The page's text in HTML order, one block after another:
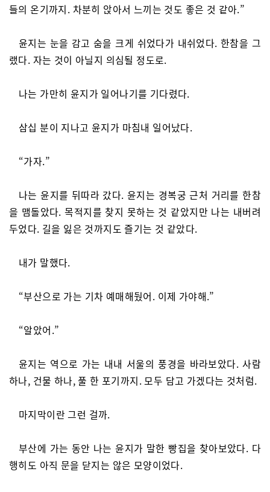
들의 온기까지. 차분히 앉아서 느끼는 것도 좋은 것 같아.”
윤지는 눈을 감고 숨을 크게 쉬었다가 내쉬었다. 한참을 그
랬다. 자는 것이 아닐지 의심될 정도로.
나는 가만히 윤지가 일어나기를 기다렸다.
삼십 분이 지나고 윤지가 마침내 일어났다.
“가자.”
나는 윤지를 뒤따라 갔다. 윤지는 경복궁 근처 거리를 한참
을 맴돌았다. 목적지를 찾지 못하는 것 같았지만 나는 내버려
두었다. 길을 잃은 것까지도 즐기는 것 같았다.
내가 말했다.
“부산으로 가는 기차 예매해뒀어. 이제 가야해.”
“알았어.”
윤지는 역으로 가는 내내 서울의 풍경을 바라보았다. 사람
하나, 건물 하나, 풀 한 포기까지. 모두 담고 가겠다는 것처럼.
마지막이란 그런 걸까.
부산에 가는 동안 나는 윤지가 말한 빵집을 찾아보았다. 다
행히도 아직 문을 닫지는 않은 모양이었다.